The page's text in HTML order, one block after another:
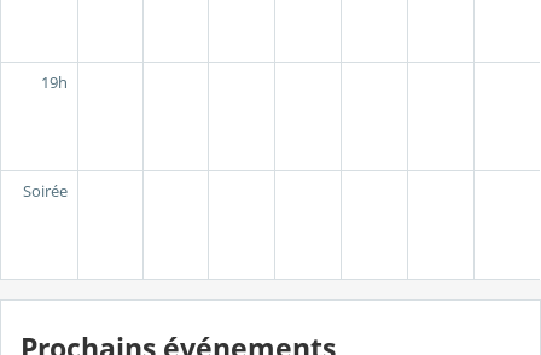
19h
Soirée